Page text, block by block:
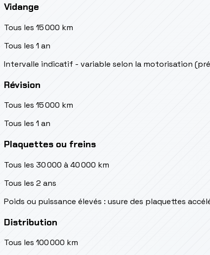
Vidange
Tous les 15 000 km
Tous les 1 an
Intervalle indicatif - variable selon la motorisation
Révision
Tous les 15 000 km
Tous les 1 an
Plaquettes ou freins
Tous les 30 000 à 40 000 km
Tous les 2 ans
Poids ou puissance élevés : usure des plaquettes
Distribution
Tous les 100 000 km